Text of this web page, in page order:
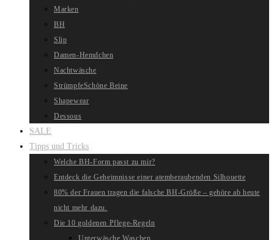
Marken
BH
Slip
Damen-Hemdchen
Nachtwäsche
StrümpfeSchöne Beine
Shapewear
Dessous
SALE
Tipps und Tricks
Welche BH-Form passt zu mir?
Entdeck die Geheimnisse einer atemberaubenden Silhouette
80% der Frauen tragen die falsche BH-Größe – gehöre ab heute
nicht mehr dazu.
Die 10 goldenen Pflege-Regeln
Unterwäsche Waschen